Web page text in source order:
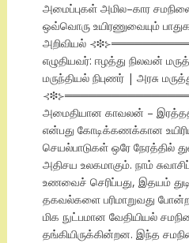
அமைப்புகள் அமில–கார
ஒவ்வொரு உயிரணுவையும்
அறிவியல்
எழுதியவர்: ஈழத்து நிலவன்
மருந்தியல் நிபுணர் | அரசு
அமைதியான காவலன் –
என்பது கோடிக்கணக்கான
செயல்பாடுகள் ஒரே நேரத்தில்
அதிசய உலகமாகும். நாம்
உணவைச் செரிப்பது, இதயம்
தகவல்களை பரிமாறுவது
மிக நுட்பமான வேதியியல்
தங்கியிருக்கின்றன. இந்த